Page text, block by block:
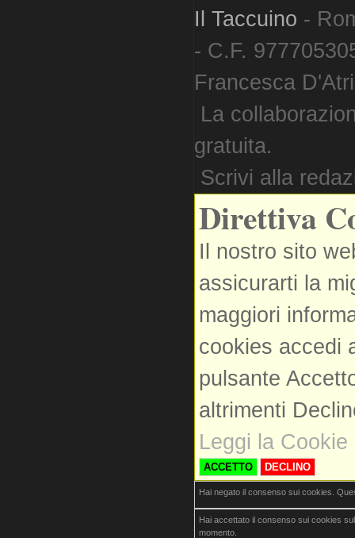
Il Taccuino -
- C.F.
Francesca
La
gratuita.
Scrivi alla
Direttiva
Il nostro sito
assicurarti la
maggiori
cookies accedi
pulsante
altrimenti
Leggi la Cookie
ACCETTO DECLINO
Hai negato il consenso sui cookies.
Hai accettato il consenso sui cookies
momento.